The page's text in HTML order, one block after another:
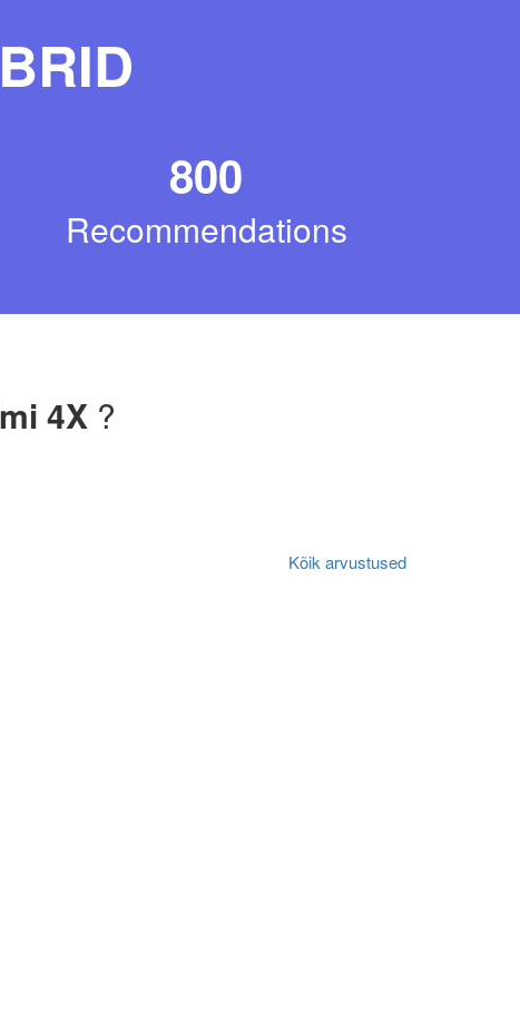
800
Recommendations
4X ?
Kõik arvustused